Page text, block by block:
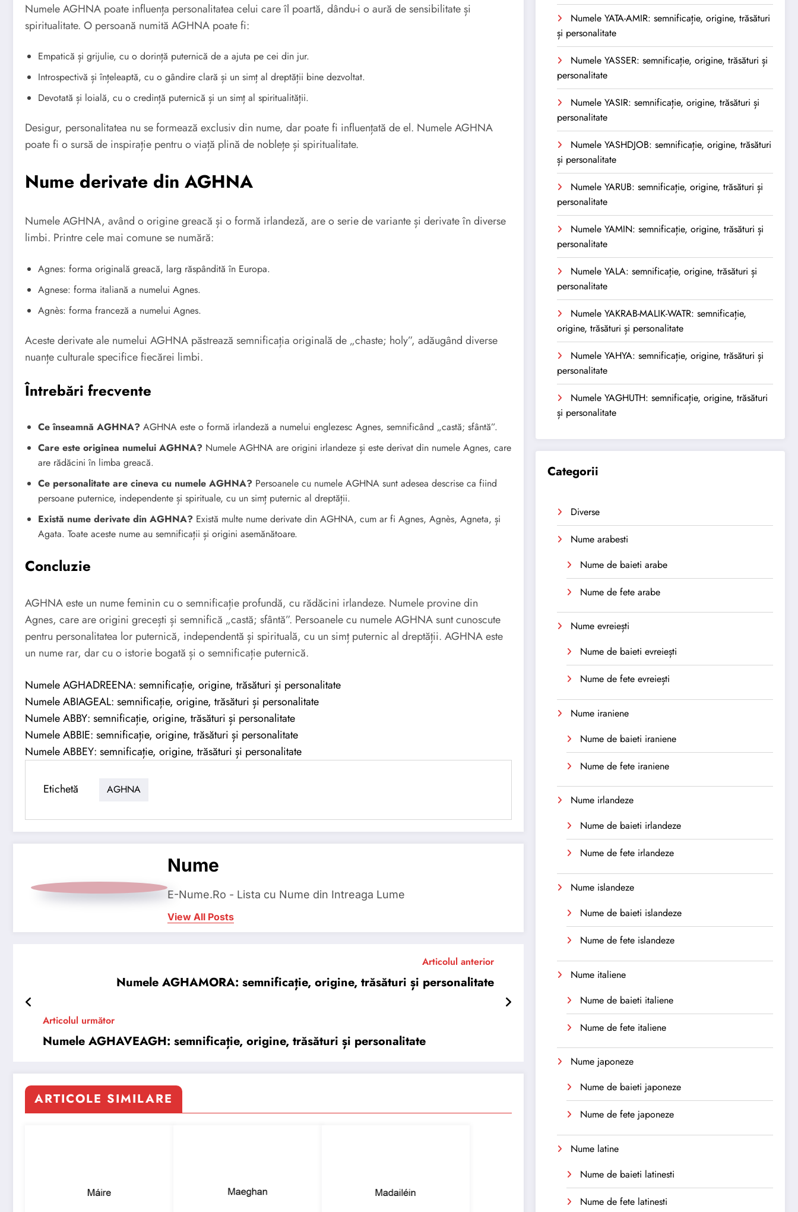
Numele AGHNA poate influența personalitatea celui care îl poartă, dându-i o aură de sensibilitate și
spiritualitate. O persoană numită AGHNA poate fi:
Empatică și grijulie, cu o dorință puternică de a ajuta pe cei din jur.
Introspectivă și înțeleaptă, cu o gândire clară și un simț al dreptății bine dezvoltat.
Devotată și loială, cu o credință puternică și un simț al spiritualității.
Desigur, personalitatea nu se formează exclusiv din nume, dar poate fi influențată de el. Numele AGHNA
poate fi o sursă de inspirație pentru o viață plină de noblețe și spiritualitate.
Nume derivate din AGHNA
Numele AGHNA, având o origine greacă și o formă irlandeză, are o serie de variante și derivate în diverse
limbi. Printre cele mai comune se numără:
Agnes: forma originală greacă, larg răspândită în Europa.
Agnese: forma italiană a numelui Agnes.
Agnès: forma franceză a numelui Agnes.
Aceste derivate ale numelui AGHNA păstrează semnificația originală de „chaste; holy”, adăugând diverse
nuanțe culturale specifice fiecărei limbi.
Întrebări frecvente
Ce înseamnă AGHNA? AGHNA este o formă irlandeză a numelui englezesc Agnes, semnificând „castă; sfântă”.
Care este originea numelui AGHNA? Numele AGHNA are origini irlandeze și este derivat din numele Agnes, care
are rădăcini în limba greacă.
Ce personalitate are cineva cu numele AGHNA? Persoanele cu numele AGHNA sunt adesea descrise ca fiind
persoane puternice, independente și spirituale, cu un simț puternic al dreptății.
Există nume derivate din AGHNA? Există multe nume derivate din AGHNA, cum ar fi Agnes, Agnès, Agneta, și
Agata. Toate aceste nume au semnificații și origini asemănătoare.
Concluzie
AGHNA este un nume feminin cu o semnificație profundă, cu rădăcini irlandeze. Numele provine din
Agnes, care are origini grecești și semnifică „castă; sfântă”. Persoanele cu numele AGHNA sunt cunoscute
pentru personalitatea lor puternică, independentă și spirituală, cu un simț puternic al dreptății. AGHNA este
un nume rar, dar cu o istorie bogată și o semnificație puternică.
Numele AGHADREENA: semnificație, origine, trăsături și personalitate
Numele ABIAGEAL: semnificație, origine, trăsături și personalitate
Numele ABBY: semnificație, origine, trăsături și personalitate
Numele ABBIE: semnificație, origine, trăsături și personalitate
Numele ABBEY: semnificație, origine, trăsături și personalitate
Etichetă AGHNA
Nume
E-Nume.Ro - Lista cu Nume din Intreaga Lume
View All Posts
Articolul anterior
Numele AGHAMORA: semnificație, origine, trăsături și personalitate
Articolul următor
Numele AGHAVEAGH: semnificație, origine, trăsături și personalitate
ARTICOLE SIMILARE
Numele YATA-AMIR: semnificație, origine, trăsături
și personalitate
Numele YASSER: semnificație, origine, trăsături și
personalitate
Numele YASIR: semnificație, origine, trăsături și
personalitate
Numele YASHDJOB: semnificație, origine, trăsături
și personalitate
Numele YARUB: semnificație, origine, trăsături și
personalitate
Numele YAMIN: semnificație, origine, trăsături și
personalitate
Numele YALA: semnificație, origine, trăsături și
personalitate
Numele YAKRAB-MALIK-WATR: semnificație,
origine, trăsături și personalitate
Numele YAHYA: semnificație, origine, trăsături și
personalitate
Numele YAGHUTH: semnificație, origine, trăsături
și personalitate
Categorii
Diverse
Nume arabesti
Nume de baieti arabe
Nume de fete arabe
Nume evreiești
Nume de baieti evreiești
Nume de fete evreiești
Nume iraniene
Nume de baieti iraniene
Nume de fete iraniene
Nume irlandeze
Nume de baieti irlandeze
Nume de fete irlandeze
Nume islandeze
Nume de baieti islandeze
Nume de fete islandeze
Nume italiene
Nume de baieti italiene
Nume de fete italiene
Nume japoneze
Nume de baieti japoneze
Nume de fete japoneze
Nume latine
Nume de baieti latinesti
Nume de fete latinesti